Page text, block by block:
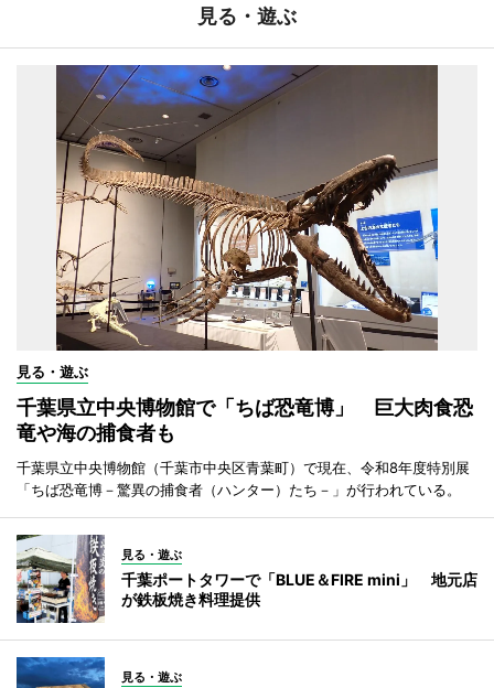
見る・遊ぶ
見る・遊ぶ
千葉県立中央博物館で「ちば恐竜博」 巨大肉食恐
竜や海の捕食者も
千葉県立中央博物館（千葉市中央区青葉町）で現在、令和8年度特別展
「ちば恐竜博－驚異の捕食者（ハンター）たち－」が行われている。
見る・遊ぶ
千葉ポートタワーで「BLUE＆FIRE mini」 地元店
が鉄板焼き料理提供
見る・遊ぶ